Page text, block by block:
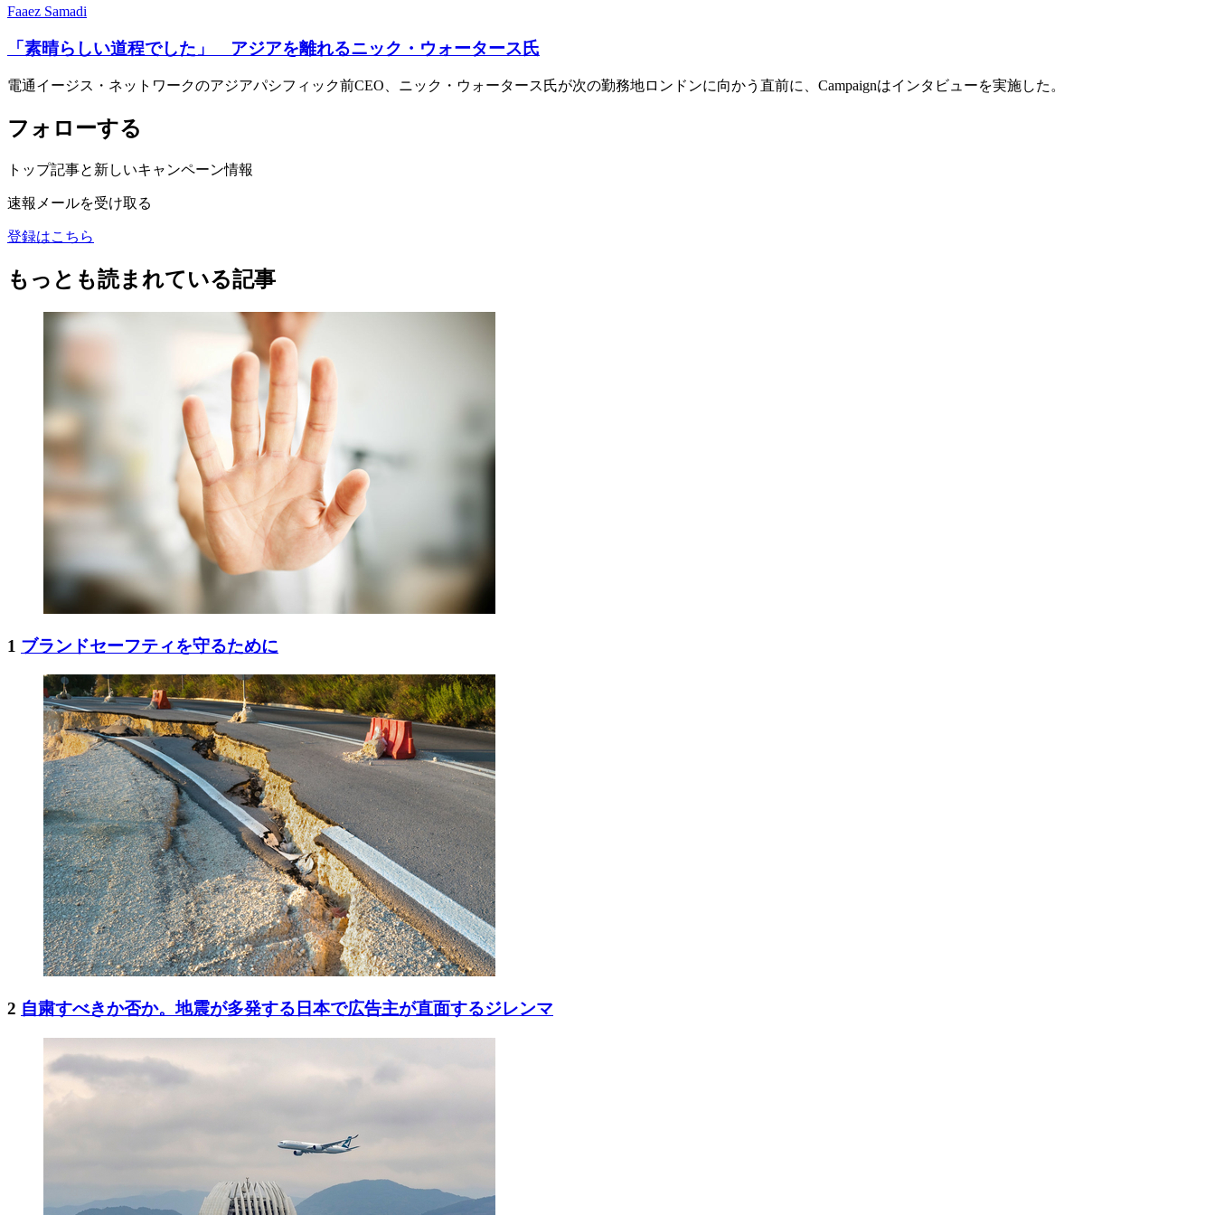
Faaez Samadi
「素晴らしい道程でした」 アジアを離れるニック・ウォータース氏
電通イージス・ネットワークのアジアパシフィック前CEO、ニック・ウォータース氏が次の勤務地ロンドンに向かう直前に、Campaignはインタビューを実施した。
フォローする
トップ記事と新しいキャンペーン情報
速報メールを受け取る
登録はこちら
もっとも読まれている記事
1 ブランドセーフティを守るために
2 自粛すべきか否か。地震が多発する日本で広告主が直面するジレンマ